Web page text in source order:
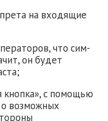
на входящие
что сим-
он будет
кнопка», с помощью
возможных